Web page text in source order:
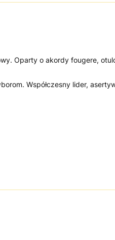
Oparty o akordy fougere,
Współczesny lider,